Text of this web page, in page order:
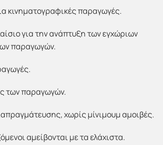
κινηματογραφικές παραγωγές.
για την ανάπτυξη των εγχώριων
παραγωγών.
των παραγωγών.
χωρίς μίνιμουμ αμοιβές.
αμείβονται με τα ελάχιστα.